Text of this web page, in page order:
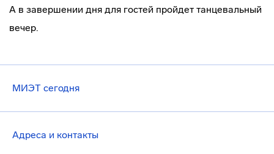
А в завершении дня для гостей пройдет танцевальный
вечер.
МИЭТ сегодня
Адреса и контакты